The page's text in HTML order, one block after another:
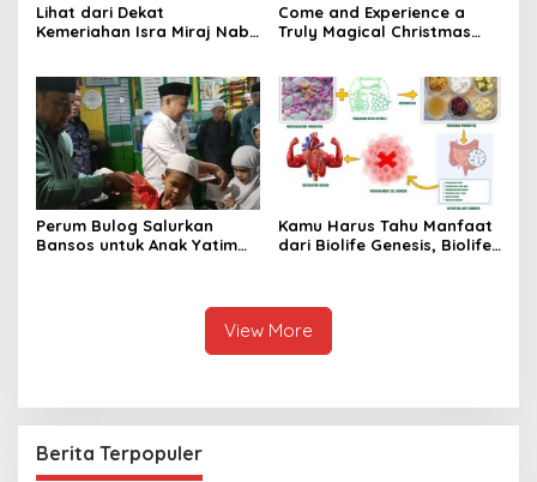
Lihat dari Dekat
Kemeriahan Isra Miraj Nabi
Rt001/Rw012 Palmerah
Jakbar
Come and Experience a
Truly Magical Christmas
christmasdinnerbali.com
Perum Bulog Salurkan
Bansos untuk Anak Yatim
Kamu Harus Tahu Manfaat
dari Biolife Genesis, Biolife
View More
Berita Terpopuler